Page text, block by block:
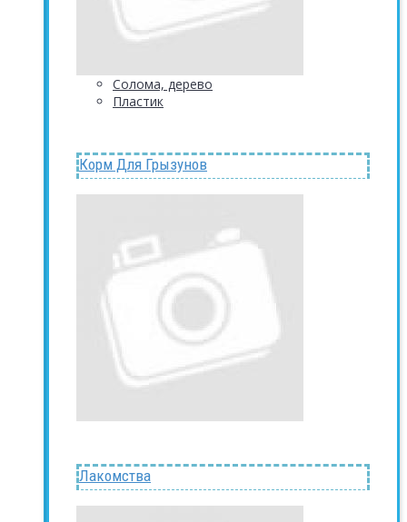
Солома, дерево
Пластик
Корм Для Грызунов
Лакомства